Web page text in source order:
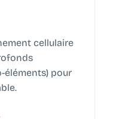
cellulaire
éléments) pour